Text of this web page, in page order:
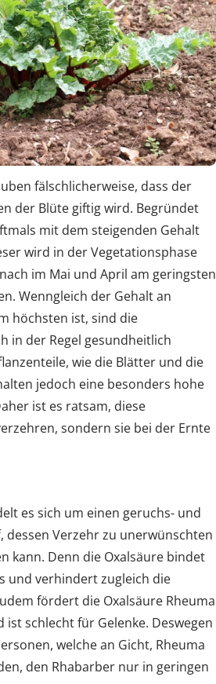
fälschlicherweise, dass der
der Blüte giftig wird. Begründet
mit dem steigenden Gehalt
wird in der Vegetationsphase
im Mai und April am geringsten
Wenngleich der Gehalt an
höchsten ist, sind die
in der Regel gesundheitlich
wie die Blätter und die
jedoch eine besonders hohe
ist es ratsam, diese
sondern sie bei der Ernte
es sich um einen geruchs- und
dessen Verzehr zu unerwünschten
kann. Denn die Oxalsäure bindet
und verhindert zugleich die
fördert die Oxalsäure Rheuma
schlecht für Gelenke. Deswegen
welche an Gicht, Rheuma
den Rhabarber nur in geringen